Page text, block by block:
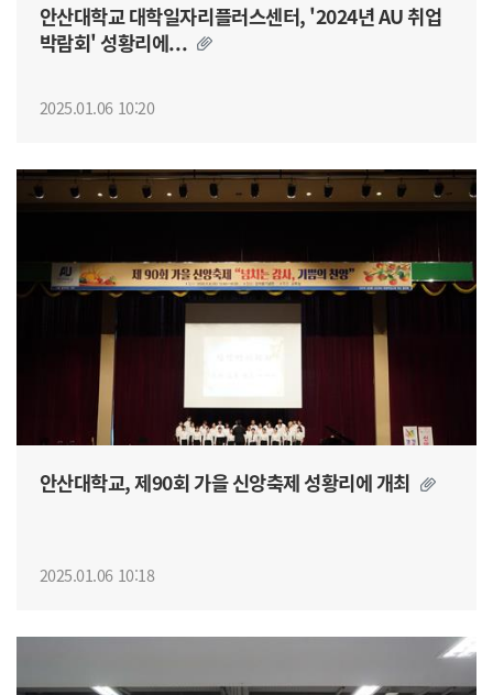
안산대학교 대학일자리플러스센터, '2024년 AU 취업
박람회' 성황리에...
2025.01.06 10:20
안산대학교, 제90회 가을 신앙축제 성황리에 개최
2025.01.06 10:18